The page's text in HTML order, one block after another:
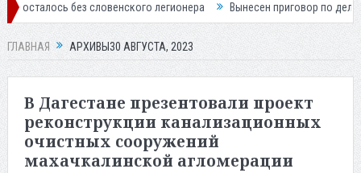
легионера Вынесен приговор по делу о строительстве
ГЛАВНАЯ АРХИВЫ30 АВГУСТА, 2023
В Дагестане презентовали проект
реконструкции канализационных
очистных сооружений
махачкалинской агломерации